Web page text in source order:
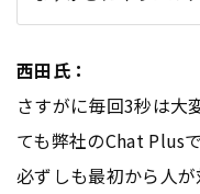
西田氏：
さすがに毎回3秒は大
ても弊社のChat Plus
必ずしも最初から人